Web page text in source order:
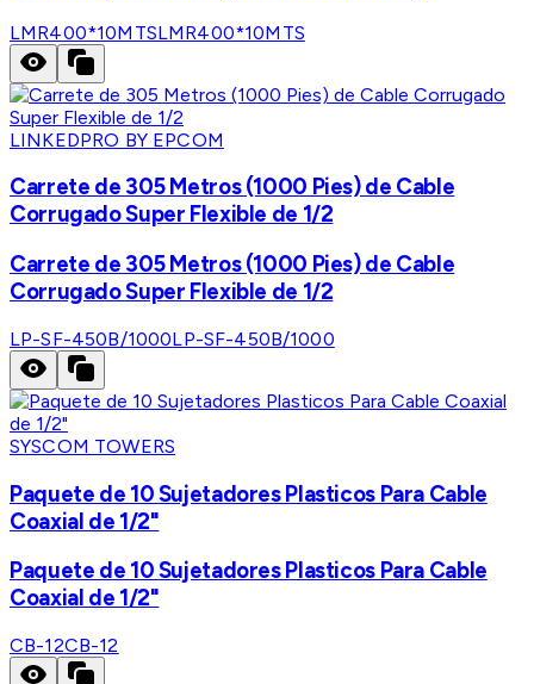
LMR400*10MTSLMR400*10MTS
LINKEDPRO BY EPCOM
Carrete de 305 Metros (1000 Pies) de Cable
Corrugado Super Flexible de 1/2
Carrete de 305 Metros (1000 Pies) de Cable
Corrugado Super Flexible de 1/2
LP-SF-450B/1000LP-SF-450B/1000
SYSCOM TOWERS
Paquete de 10 Sujetadores Plasticos Para Cable
Coaxial de 1/2"
Paquete de 10 Sujetadores Plasticos Para Cable
Coaxial de 1/2"
CB-12CB-12